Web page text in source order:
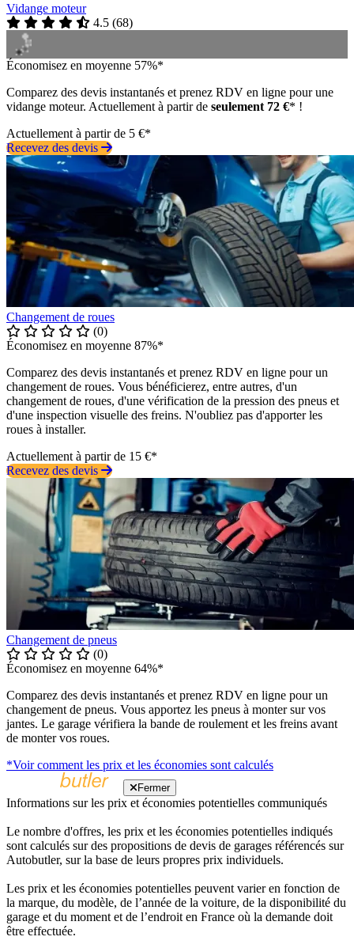
Vidange moteur
4.5 (68)
Économisez en moyenne 57%*
Comparez des devis instantanés et prenez RDV en ligne pour une
vidange moteur. Actuellement à partir de seulement 72 €* !
Actuellement à partir de 5 €*
Recevez des devis
Changement de roues
(0)
Économisez en moyenne 87%*
Comparez des devis instantanés et prenez RDV en ligne pour un
changement de roues. Vous bénéficierez, entre autres, d'un
changement de roues, d'une vérification de la pression des pneus et
d'une inspection visuelle des freins. N'oubliez pas d'apporter les
roues à installer.
Actuellement à partir de 15 €*
Recevez des devis
Changement de pneus
(0)
Économisez en moyenne 64%*
Comparez des devis instantanés et prenez RDV en ligne pour un
changement de pneus. Vous apportez les pneus à monter sur vos
jantes. Le garage vérifiera la bande de roulement et les freins avant
de monter vos roues.
*Voir comment les prix et les économies sont calculés
Fermer
Informations sur les prix et économies potentielles communiqués
Le nombre d'offres, les prix et les économies potentielles indiqués
sont calculés sur des propositions de devis de garages référencés sur
Autobutler, sur la base de leurs propres prix individuels.
Les prix et les économies potentielles peuvent varier en fonction de
la marque, du modèle, de l’année de la voiture, de la disponibilité du
garage et du moment et de l’endroit en France où la demande doit
être effectuée.